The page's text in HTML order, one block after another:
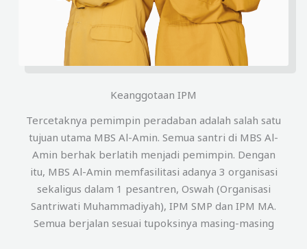
Keanggotaan IPM
Tercetaknya pemimpin peradaban adalah salah satu
tujuan utama MBS Al-Amin. Semua santri di MBS Al-
Amin berhak berlatih menjadi pemimpin. Dengan
itu, MBS Al-Amin memfasilitasi adanya 3 organisasi
sekaligus dalam 1 pesantren, Oswah (Organisasi
Santriwati Muhammadiyah), IPM SMP dan IPM MA.
Semua berjalan sesuai tupoksinya masing-masing